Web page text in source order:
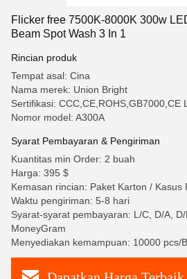
Flicker free 7500K-8000K 300w
Beam Spot Wash 3 In 1
Rincian produk
Tempat asal: Cina
Nama merek: Union Bright
Sertifikasi: CCC,CE,ROHS,GB7000,CE
Nomor model: A300A
Syarat Pembayaran & Pengiriman
Kuantitas min Order: 2 buah
Harga: 395 $
Kemasan rincian: Paket Karton / Kasus
Waktu pengiriman: 5-8 hari
Syarat-syarat pembayaran: L/C, D/A, D/
MoneyGram
Menyediakan kemampuan: 10000 pcs/